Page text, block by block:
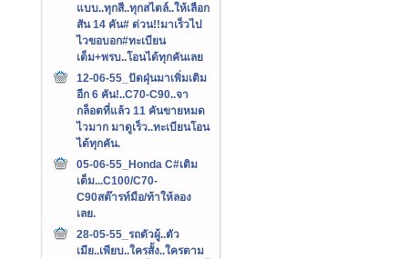
แบบ..ทุกสี..ทุกสไตล์..ให้เลือก
สัน 14 คัน# ด่วน!!มาเร็วไป
ไวขอบอก#ทะเบียน
เต็ม+พรบ..โอนได้ทุกคันเลย
12-06-55_ปัดฝุ่นมาเพิ่มเติม
อีก 6 คัน!..C70-C90..จา
กล็อตที่แล้ว 11 คันขายหมด
ไวมาก มาดูเร็ว..ทะเบียนโอน
ได้ทุกคัน.
05-06-55_Honda C#เติม
เต็ม...C100/C70-
C90สต๊ารท์มือ/ท้าให้ลอง
เลย.
28-05-55_รถตัวผู้..ตัว
เมีย..เพียบ..ใครสั้ง..ใครตาม